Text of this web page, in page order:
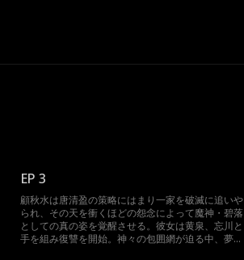
EP 3
顧秋水は唐清盈の策略にはまり一家を破滅に追いや
られ、その天を衝くほどの怨念によって魔神・碧落
としての真の姿を覚醒させる。彼女は黄泉、忘川と
手を組み復讐を開始。神々の包囲網が迫る中、夢境